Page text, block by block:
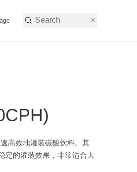
高效地灌装碳酸饮料。其
定的灌装效果，非常适合大